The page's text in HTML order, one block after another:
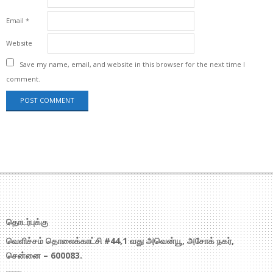
Email *
Website
Save my name, email, and website in this browser for the next time I
comment.
தொடர்புக்கு
வெளிச்சம் தொலைக்காட்சி #44,1 வது அவென்யூ, அசோக் நகர்,
சென்னை – 600083.